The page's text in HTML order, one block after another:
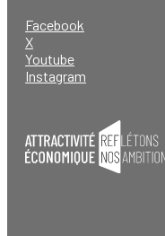
Facebook
X
Youtube
Instagram